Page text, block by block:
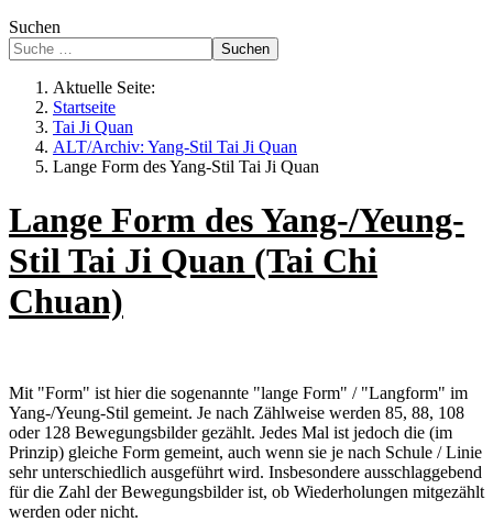
Suchen
Suchen
Aktuelle Seite:
Startseite
Tai Ji Quan
ALT/Archiv: Yang-Stil Tai Ji Quan
Lange Form des Yang-Stil Tai Ji Quan
Lange Form des Yang-/Yeung-
Stil Tai Ji Quan (Tai Chi
Chuan)
Mit "Form" ist hier die sogenannte "lange Form" / "Langform" im
Yang-/Yeung-Stil gemeint. Je nach Zählweise werden 85, 88, 108
oder 128 Bewegungsbilder gezählt. Jedes Mal ist jedoch die (im
Prinzip) gleiche Form gemeint, auch wenn sie je nach Schule / Linie
sehr unterschiedlich ausgeführt wird. Insbesondere ausschlaggebend
für die Zahl der Bewegungsbilder ist, ob Wiederholungen mitgezählt
werden oder nicht.